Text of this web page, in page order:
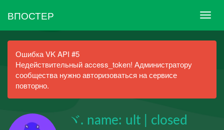
ВПОСТЕР
Ошибка VK API #5
Недействительный access_token! Администратору
сообщества нужно авторизоваться на сервисе
повторно.
ヾ. name: ult | closed